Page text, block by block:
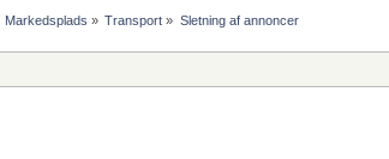
Markedsplads » Transport » Sletning af annoncer